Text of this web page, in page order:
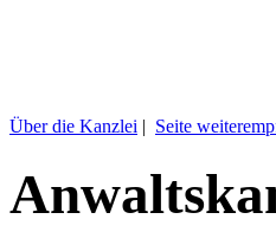
Über die Kanzlei | Seite